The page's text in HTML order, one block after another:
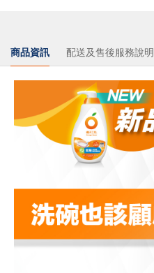
商品資訊 配送及售後服務說明